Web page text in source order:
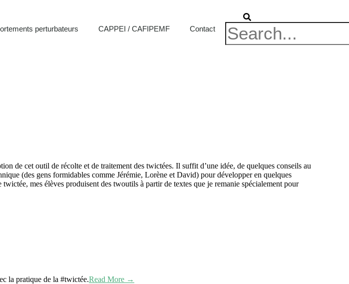
perturbateurs CAPPEI / CAFIPEMF Contact
de cet outil de récolte et de traitement des twictées. Il suffit d’une idée, de quelques conseils au
(des gens formidables comme Jérémie, Lorène et David) pour développer en quelques
mes élèves produisent des twoutils à partir de textes que je remanie spécialement pour
la pratique de la #twictée.Read More →